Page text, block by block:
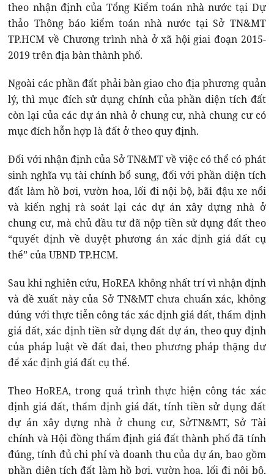
theo nhận định của Tổng Kiểm toán nhà nước tại Dự
thảo Thông báo kiểm toán nhà nước tại Sở TN&MT
TP.HCM về Chương trình nhà ở xã hội giai đoạn 2015-
2019 trên địa bàn thành phố.
Ngoài các phần đất phải bàn giao cho địa phương quản
lý, thì mục đích sử dụng chính của phần diện tích đất
còn lại của các dự án nhà ở chung cư, nhà chung cư có
mục đích hỗn hợp là đất ở theo quy định.
Đối với nhận định của Sở TN&MT về việc có thể có phát
sinh nghĩa vụ tài chính bổ sung, đối với phần diện tích
đất làm hồ bơi, vườn hoa, lối đi nội bộ, bãi đậu xe nổi
và kiến nghị rà soát lại các dự án xây dựng nhà ở
chung cư, mà chủ đầu tư đã nộp tiền sử dụng đất theo
“quyết định về duyệt phương án xác định giá đất cụ
thể” của UBND TP.HCM.
Sau khi nghiên cứu, HoREA không nhất trí vì nhận định
và đề xuất này của Sở TN&MT chưa chuẩn xác, không
đúng với thực tiễn công tác xác định giá đất, thẩm định
giá đất, xác định tiền sử dụng đất dự án, theo quy định
của pháp luật về đất đai, theo phương pháp thặng dư
để xác định giá đất cụ thể.
Theo HoREA, trong quá trình thực hiện công tác xác
định giá đất, thẩm định giá đất, tính tiền sử dụng đất
dự án xây dựng nhà ở chung cư, SởTN&MT, Sở Tài
chính và Hội đồng thẩm định giá đất thành phố đã tính
đúng, tính đủ chi phí và doanh thu của dự án, bao gồm
phần diện tích đất làm hồ bơi, vườn hoa, lối đi nội bộ,